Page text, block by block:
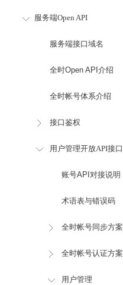
服务端Open API
服务端接口域名
全时Open API介绍
全时帐号体系介绍
接口鉴权
用户管理开放API接口
账号API对接说明
术语表与错误码
全时帐号同步方案
全时帐号认证方案
用户管理